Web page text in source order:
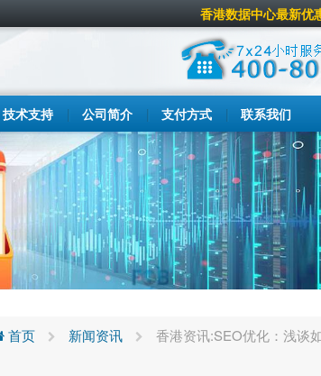
香港数据中心最新优
技术支持 公司简介 支付方式 联系我们
首页 新闻资讯 香港资讯:SEO优化：浅谈